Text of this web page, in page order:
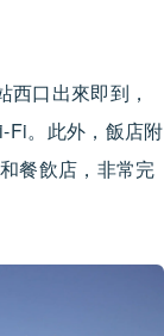
口出來即到，
Fi。此外，飯店附
餐飲店，非常完